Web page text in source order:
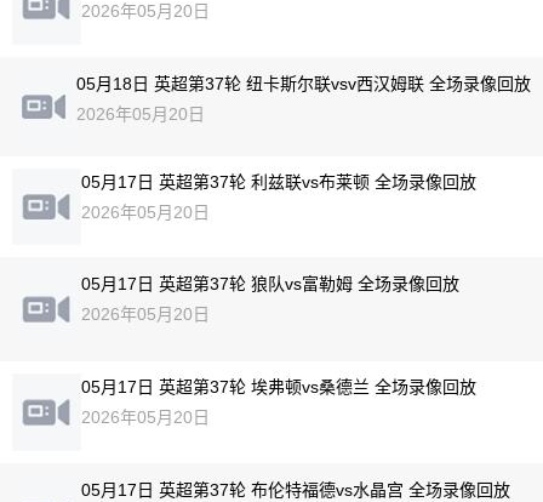
2026年05月20日
05月18日 英超第37轮 纽卡斯尔联vsv西汉姆联 全场录像回放
2026年05月20日
05月17日 英超第37轮 利兹联vs布莱顿 全场录像回放
2026年05月20日
05月17日 英超第37轮 狼队vs富勒姆 全场录像回放
2026年05月20日
05月17日 英超第37轮 埃弗顿vs桑德兰 全场录像回放
2026年05月20日
05月17日 英超第37轮 布伦特福德vs水晶宫 全场录像回放